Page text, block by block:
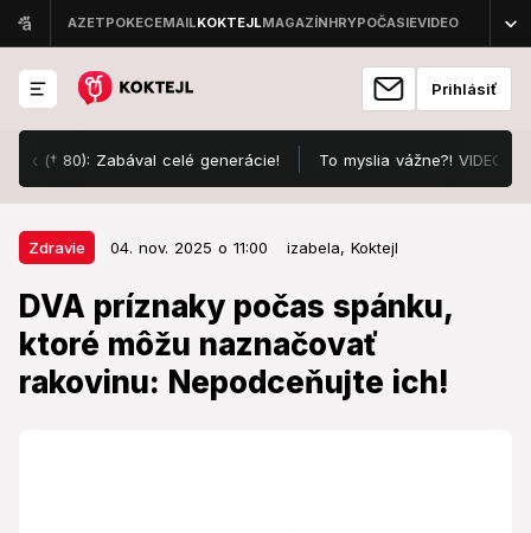
Prihlásiť
80): Zabával celé generácie! To myslia vážne?! VIDEO z
Zdravie 04. nov. 2025 o 11:00 izabela, Koktejl
DVA príznaky počas spánku,
ktoré môžu naznačovať
rakovinu: Nepodceňujte ich!
Zdravie 04. nov. 2025 o 11:00
DVA príznaky počas spánku, ktoré
môžu naznačovať rakovinu:
Nepodceňujte ich!